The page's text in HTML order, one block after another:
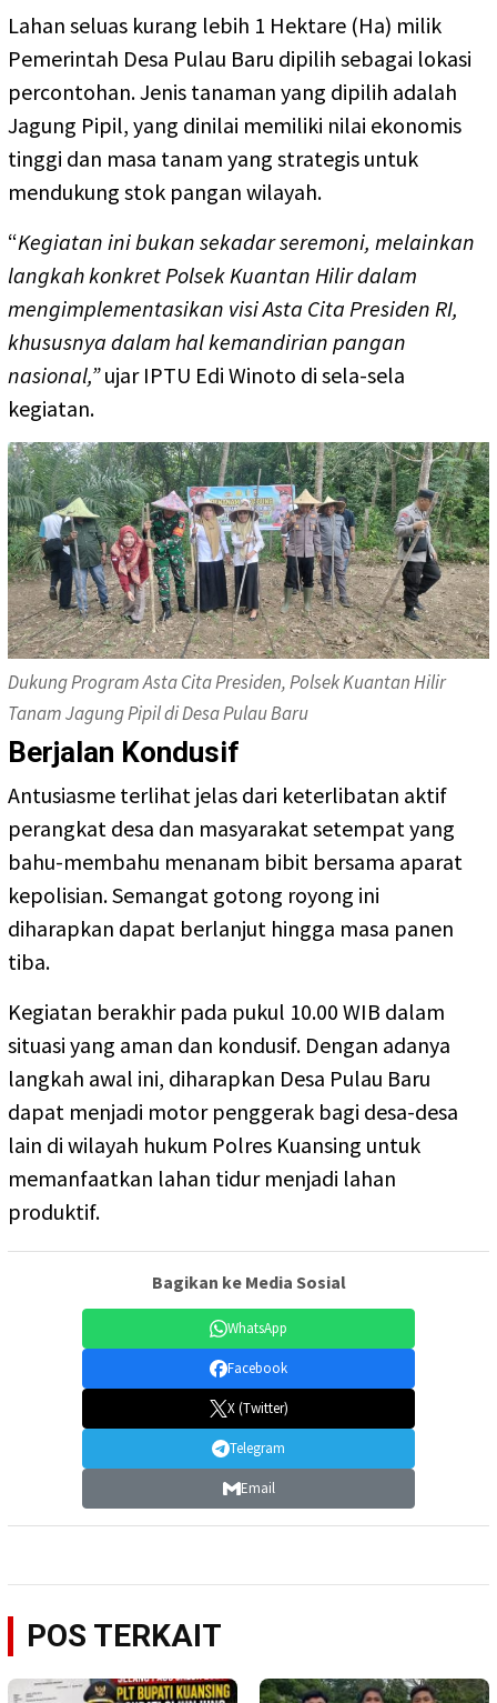
Lahan seluas kurang lebih 1 Hektare (Ha) milik
Pemerintah Desa Pulau Baru dipilih sebagai lokasi
percontohan. Jenis tanaman yang dipilih adalah
Jagung Pipil, yang dinilai memiliki nilai ekonomis
tinggi dan masa tanam yang strategis untuk
mendukung stok pangan wilayah.
“Kegiatan ini bukan sekadar seremoni, melainkan
langkah konkret Polsek Kuantan Hilir dalam
mengimplementasikan visi Asta Cita Presiden RI,
khususnya dalam hal kemandirian pangan
nasional,”ujar IPTU Edi Winoto di sela-sela
kegiatan.
Dukung Program Asta Cita Presiden, Polsek Kuantan Hilir
Tanam Jagung Pipil di Desa Pulau Baru
Berjalan Kondusif
Antusiasme terlihat jelas dari keterlibatan aktif
perangkat desa dan masyarakat setempat yang
bahu-membahu menanam bibit bersama aparat
kepolisian. Semangat gotong royong ini
diharapkan dapat berlanjut hingga masa panen
tiba.
Kegiatan berakhir pada pukul 10.00 WIB dalam
situasi yang aman dan kondusif. Dengan adanya
langkah awal ini, diharapkan Desa Pulau Baru
dapat menjadi motor penggerak bagi desa-desa
lain di wilayah hukum Polres Kuansing untuk
memanfaatkan lahan tidur menjadi lahan
produktif.
Bagikan ke Media Sosial
WhatsApp
Facebook
X (Twitter)
Telegram
Email
POS TERKAIT